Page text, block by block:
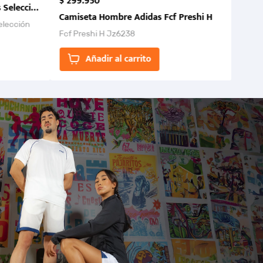
Colombia FCF 2026.
Camiseta Hombre Adidas Fcf Preshi H
Fcf Preshi H Jz6238
Añadir al carrito